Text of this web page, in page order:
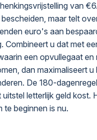
van
maar telt
euro's aan
Combineert u dat met
een opvullegaat en
dan maximaliseert
De 180-
uitstel letterlijk geld kost.
te beginnen is nu.